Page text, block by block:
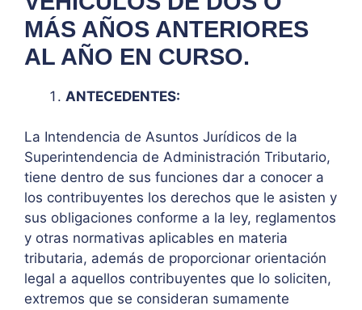
MÁS AÑOS ANTERIORES
AL AÑO EN CURSO.
ANTECEDENTES:
La Intendencia de Asuntos Jurídicos de la
Superintendencia de Administración Tributario,
tiene dentro de sus funciones dar a conocer a
los contribuyentes los derechos que le asisten y
sus obligaciones conforme a la ley, reglamentos
y otras normativas aplicables en materia
tributaria, además de proporcionar orientación
legal a aquellos contribuyentes que lo soliciten,
extremos que se consideran sumamente